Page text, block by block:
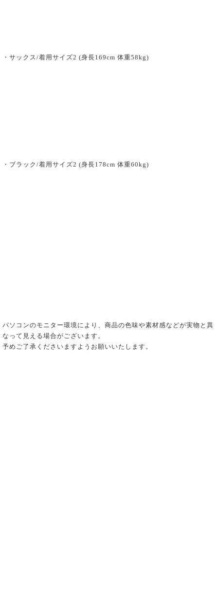
・サックス/着用サイズ2 (身長169cm 体重58kg)
・ブラック/着用サイズ2 (身長178cm 体重60kg)
パソコンのモニター環境により、商品の色味や素材感などが実物と異
なって見える場合がございます。
予めご了承くださいますようお願いいたします。